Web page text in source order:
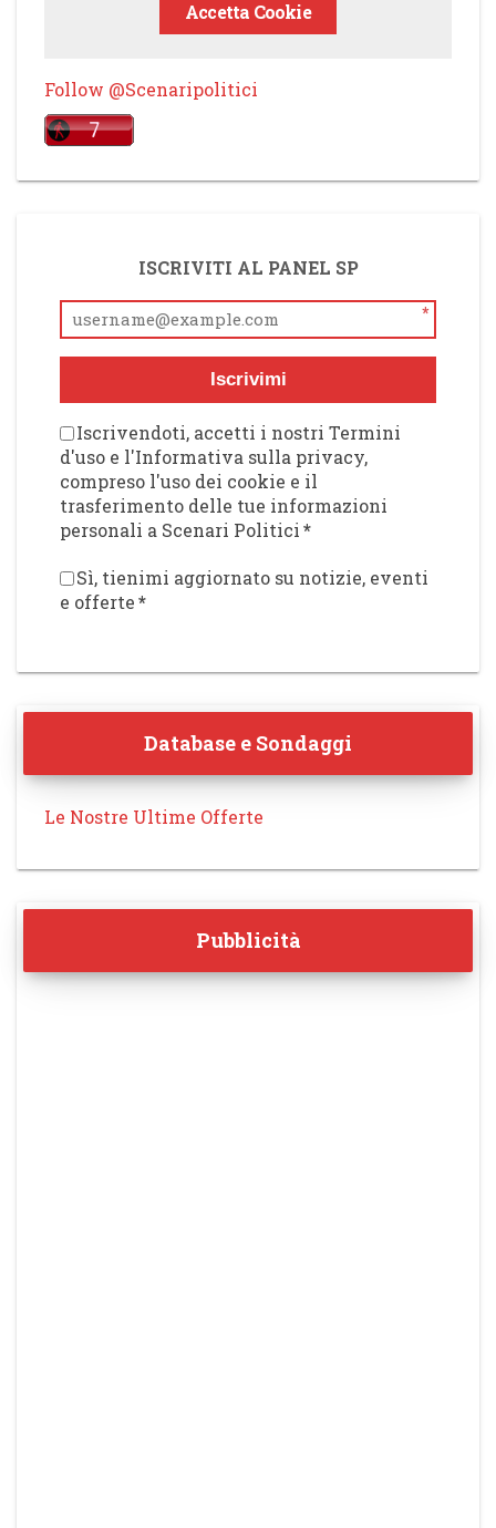
Accetta Cookie
Follow @Scenaripolitici
ISCRIVITI AL PANEL SP
*
Iscrivimi
Iscrivendoti, accetti i nostri Termini
d'uso e l'Informativa sulla privacy,
compreso l'uso dei cookie e il
trasferimento delle tue informazioni
personali a Scenari Politici*
Sì, tienimi aggiornato su notizie, eventi
e offerte*
Database e Sondaggi
Le Nostre Ultime Offerte
Pubblicità